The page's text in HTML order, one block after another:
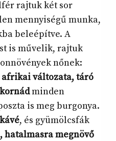
rajtuk két sor
mennyiségű munka,
beleépítve. A
is művelik, rajtuk
nőnek:
változata, táró
minden
is meg burgonya.
, és gyümölcsfák
hatalmasra megnövő